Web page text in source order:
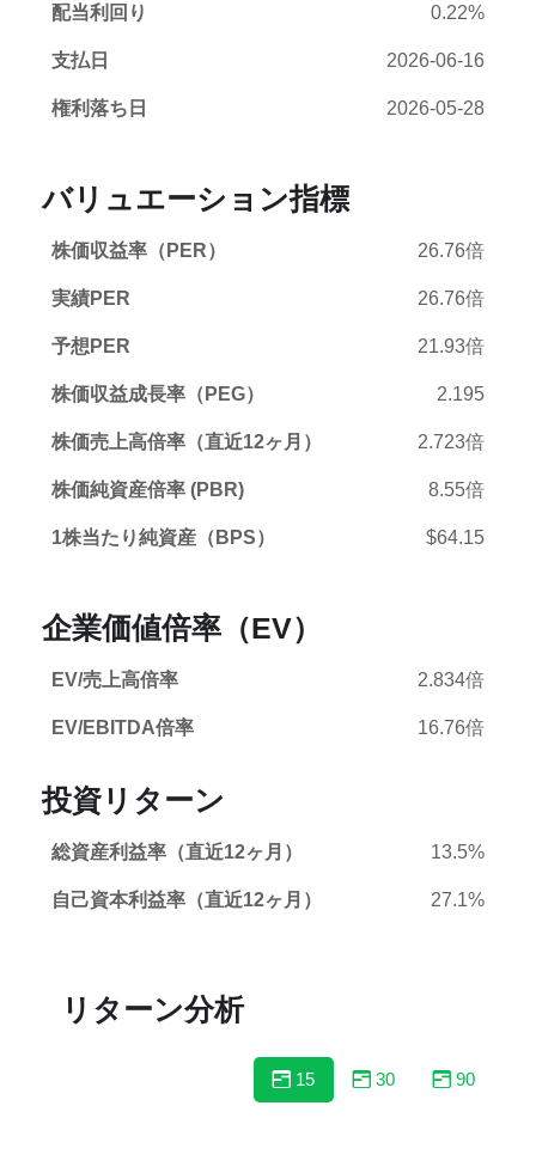
配当利回り 0.22%
支払日 2026-06-16
権利落ち日 2026-05-28
バリュエーション指標
株価収益率（PER） 26.76倍
実績PER 26.76倍
予想PER 21.93倍
株価収益成長率（PEG） 2.195
株価売上高倍率（直近12ヶ月） 2.723倍
株価純資産倍率 (PBR) 8.55倍
1株当たり純資産（BPS） $64.15
企業価値倍率（EV）
EV/売上高倍率 2.834倍
EV/EBITDA倍率 16.76倍
投資リターン
総資産利益率（直近12ヶ月） 13.5%
自己資本利益率（直近12ヶ月） 27.1%
リターン分析
15 30 90